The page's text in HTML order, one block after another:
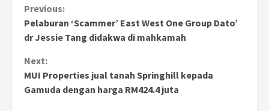
Continue
Reading
Previous:
Pelaburan ‘Scammer’ East West One Group Dato’
dr Jessie Tang didakwa di mahkamah
Next:
MUI Properties jual tanah Springhill kepada
Gamuda dengan harga RM424.4 juta